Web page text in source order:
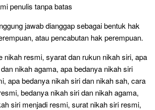
penulis tanpa batas
jawab dianggap sebagai bentuk hak
atau pencabutan hak perempuan.
nikah resmi, syarat dan rukun nikah siri, apa
nikah agama, apa bedanya nikah siri
apa bedanya nikah siri dan nikah sah, cara
bedanya nikah siri dan nikah agama,
siri menjadi resmi, surat nikah siri resmi,